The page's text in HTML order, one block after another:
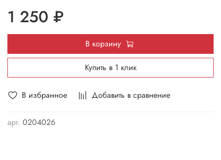
В избранное Добавить в сравнение
арт. 0204026
1 250 ₽
В корзину
Купить в 1 клик